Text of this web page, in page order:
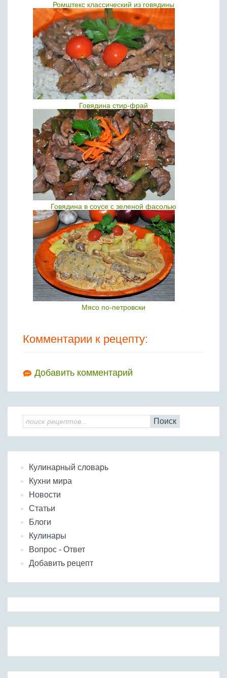
Ромштекс классический из говядины
Говядина стир-фрай
Говядина в соусе с зеленой фасолью
Мясо по-петровски
Комментарии к рецепту:
Добавить комментарий
Поиск
Кулинарный словарь
Кухни мира
Новости
Статьи
Блоги
Кулинары
Вопрос - Ответ
Добавить рецепт